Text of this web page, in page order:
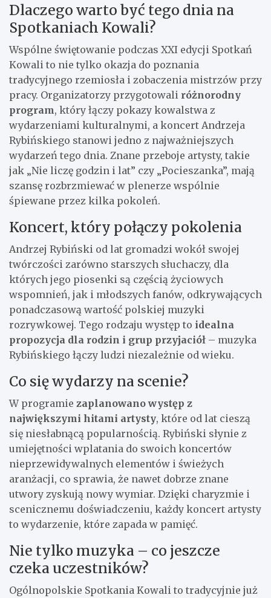
Dlaczego warto być tego dnia na
Spotkaniach Kowali?
Wspólne świętowanie podczas XXI edycji Spotkań
Kowali to nie tylko okazja do poznania
tradycyjnego rzemiosła i zobaczenia mistrzów przy
pracy. Organizatorzy przygotowali różnorodny
program, który łączy pokazy kowalstwa z
wydarzeniami kulturalnymi, a koncert Andrzeja
Rybińskiego stanowi jedno z najważniejszych
wydarzeń tego dnia. Znane przeboje artysty, takie
jak „Nie liczę godzin i lat” czy „Pocieszanka”, mają
szansę rozbrzmiewać w plenerze wspólnie
śpiewane przez kilka pokoleń.
Koncert, który połączy pokolenia
Andrzej Rybiński od lat gromadzi wokół swojej
twórczości zarówno starszych słuchaczy, dla
których jego piosenki są częścią życiowych
wspomnień, jak i młodszych fanów, odkrywających
ponadczasową wartość polskiej muzyki
rozrywkowej. Tego rodzaju występ to idealna
propozycja dla rodzin i grup przyjaciół – muzyka
Rybińskiego łączy ludzi niezależnie od wieku.
Co się wydarzy na scenie?
W programie zaplanowano występ z
największymi hitami artysty, które od lat cieszą
się niesłabnącą popularnością. Rybiński słynie z
umiejętności wplatania do swoich koncertów
nieprzewidywalnych elementów i świeżych
aranżacji, co sprawia, że nawet dobrze znane
utwory zyskują nowy wymiar. Dzięki charyzmie i
scenicznemu doświadczeniu, każdy koncert artysty
to wydarzenie, które zapada w pamięć.
Nie tylko muzyka – co jeszcze
czeka uczestników?
Ogólnopolskie Spotkania Kowali to tradycyjnie już